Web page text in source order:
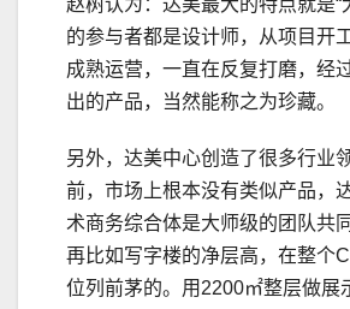
赵树认为：达美最大的特点就是“
的参与者都是设计师，从项目开
成熟运营，一直在反复打磨，经
出的产品，当然能称之为珍藏。
另外，达美中心创造了很多行业
前，市场上根本没有类似产品，
术商务综合体是大师级的团队共
再比如写字楼的净层高，在整个
位列前茅的。用2200㎡整层做展